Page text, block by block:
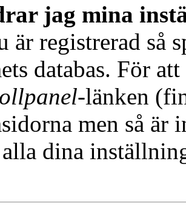
jag mina
är registrerad så
databas. För
-länken
men så är
dina